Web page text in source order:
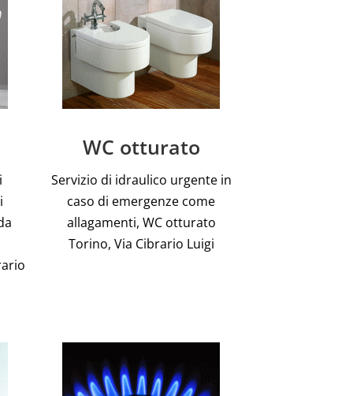
WC otturato
Servizio di idraulico urgente in
caso di emergenze come
allagamenti, WC otturato
Torino, Via Cibrario Luigi